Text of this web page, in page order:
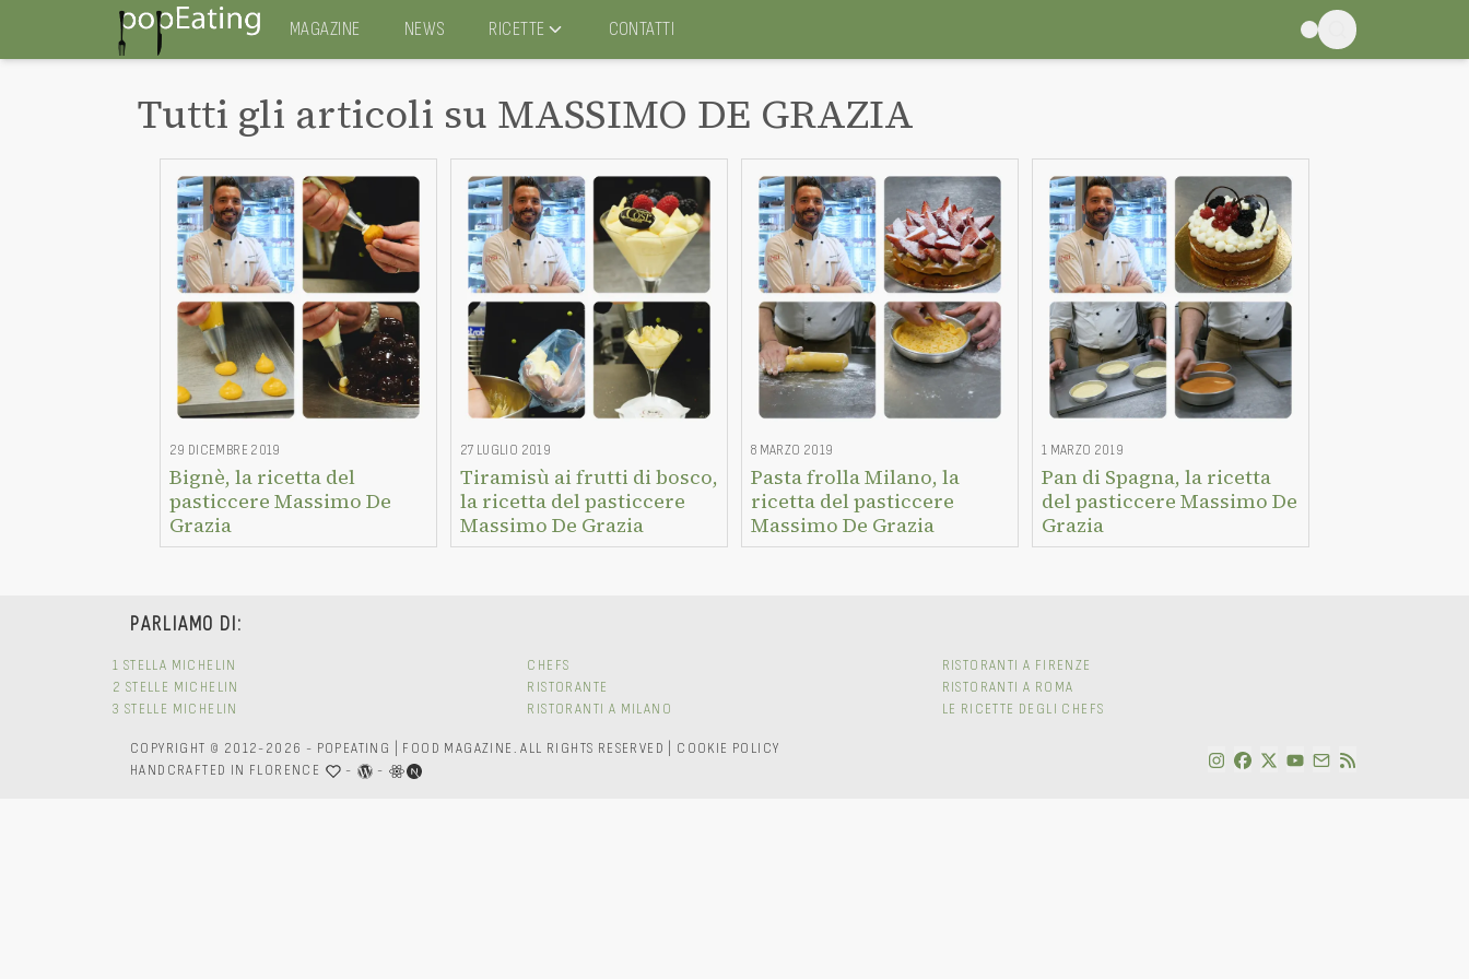
MAGAZINE NEWS RICETTE CONTATTI
Tutti gli articoli su MASSIMO DE GRAZIA
29 DICEMBRE 2019
Bignè, la ricetta del
pasticcere Massimo De
Grazia
27 LUGLIO 2019
Tiramisù ai frutti di bosco,
la ricetta del pasticcere
Massimo De Grazia
8 MARZO 2019
Pasta frolla Milano, la
ricetta del pasticcere
Massimo De Grazia
1 MARZO 2019
Pan di Spagna, la ricetta
del pasticcere Massimo De
Grazia
PARLIAMO DI:
1 STELLA MICHELIN
2 STELLE MICHELIN
3 STELLE MICHELIN
CHEFS
RISTORANTE
RISTORANTI A MILANO
RISTORANTI A FIRENZE
RISTORANTI A ROMA
LE RICETTE DEGLI CHEFS
COPYRIGHT © 2012-2026 - POPEATING | FOOD MAGAZINE.ALL RIGHTS RESERVED
COOKIE POLICY
HANDCRAFTED IN FLORENCE
- -